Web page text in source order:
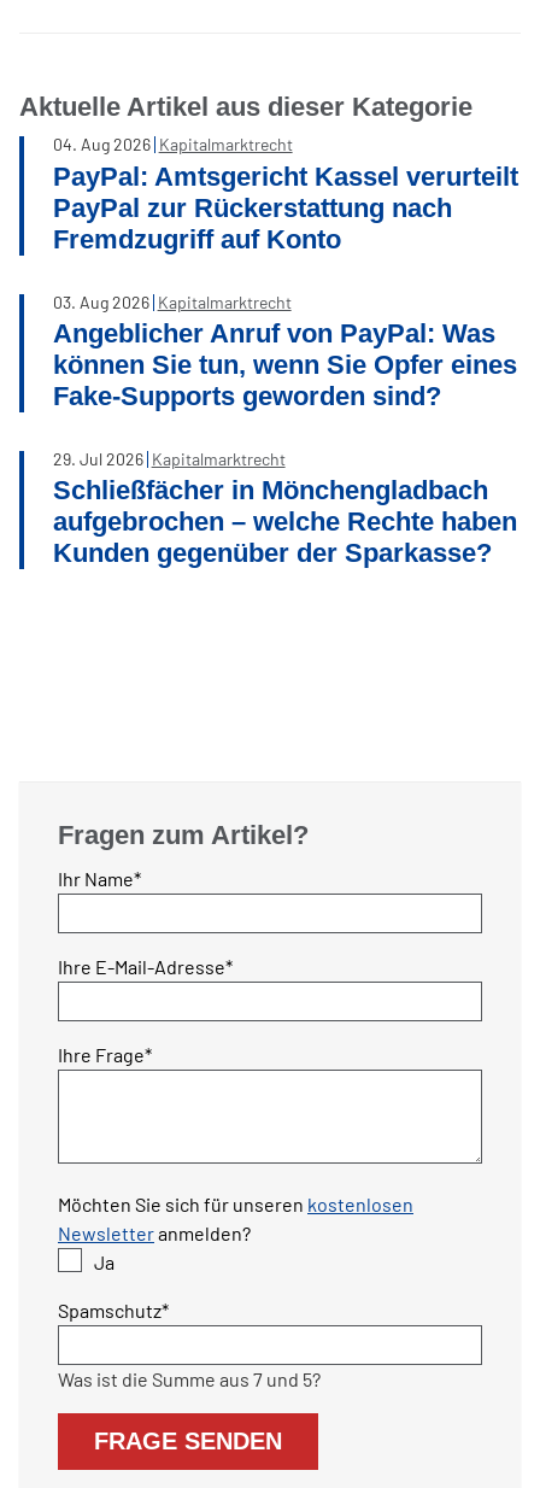
Aktuelle Artikel aus dieser Kategorie
04. Aug2026 Kapitalmarktrecht
PayPal: Amtsgericht Kassel verurteilt
PayPal zur Rückerstattung nach
Fremdzugriff auf Konto
03. Aug2026 Kapitalmarktrecht
Angeblicher Anruf von PayPal: Was
können Sie tun, wenn Sie Opfer eines
Fake-Supports geworden sind?
29. Jul 2026 Kapitalmarktrecht
Schließfächer in Mönchengladbach
aufgebrochen – welche Rechte haben
Kunden gegenüber der Sparkasse?
Fragen zum Artikel?
Pflichtfeld
Ihr Name*
Pflichtfeld
Ihre E-Mail-Adresse*
Pflichtfeld
Ihre Frage*
Möchten Sie sich für unseren kostenlosen
Newsletteranmelden?
Ja
Pflichtfeld
Spamschutz*
Was ist die Summe aus 7 und 5?
FRAGE SENDEN